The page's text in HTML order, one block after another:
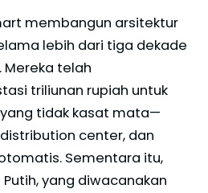
membangun arsitektur
lebih dari tiga dekade
Mereka telah
triliunan rupiah untuk
tidak kasat mata—
center, dan
Sementara itu,
yang diwacanakan